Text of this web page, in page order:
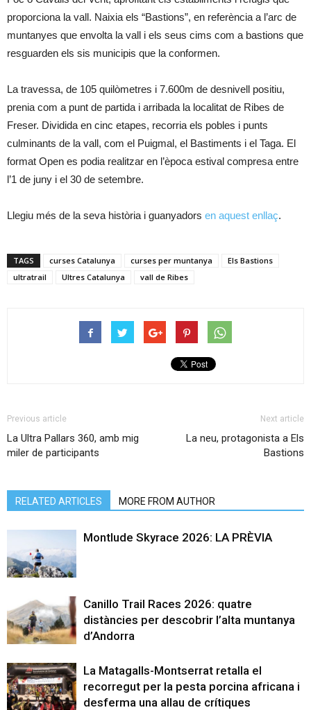
proporciona la vall. Naixia els “Bastions”, en referència a l’arc de
muntanyes que envolta la vall i els seus cims com a bastions que
resguarden els sis municipis que la conformen.
La travessa, de 105 quilòmetres i 7.600m de desnivell positiu,
prenia com a punt de partida i arribada la localitat de Ribes de
Freser. Dividida en cinc etapes, recorria els pobles i punts
culminants de la vall, com el Puigmal, el Bastiments i el Taga. El
format Open es podia realitzar en l’època estival compresa entre
l’1 de juny i el 30 de setembre.
Llegiu més de la seva història i guanyadors en aquest enllaç.
TAGS curses Catalunya curses per muntanya
Els Bastions
ultratrail
Ultres Catalunya vall de Ribes
Previous article
La Ultra Pallars 360, amb mig
miler de participants
Next article
La neu, protagonista a Els
Bastions
RELATED ARTICLES MORE FROM AUTHOR
Montlude Skyrace 2026: LA PRÈVIA
Canillo Trail Races 2026: quatre
distàncies per descobrir l’alta muntanya
d’Andorra
La Matagalls-Montserrat retalla el
recorregut per la pesta porcina africana i
desferma una allau de crítiques